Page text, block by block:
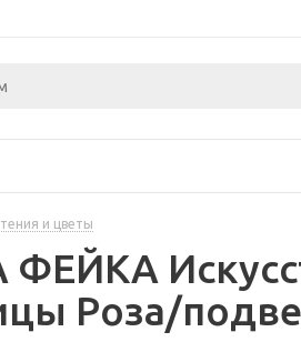
и цветы
ФЕЙКА
Роза/